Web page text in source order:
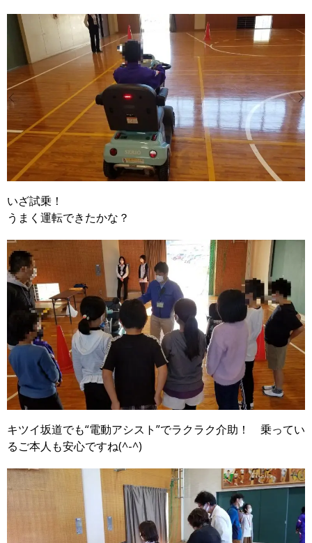
いざ試乗！
うまく運転できたかな？
キツイ坂道でも“電動アシスト”でラクラク介助！ 乗ってい
るご本人も安心ですね(^-^)